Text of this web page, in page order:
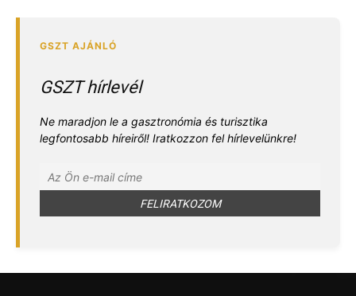
GSZT hírlevél
Ne maradjon le a gasztronómia és turisztika
legfontosabb híreiről! Iratkozzon fel hírlevelünkre!